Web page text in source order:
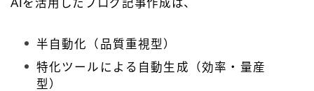
AIを活用したブログ記事作成は、
半自動化（品質重視型）
特化ツールによる自動生成（効率・量産
型）